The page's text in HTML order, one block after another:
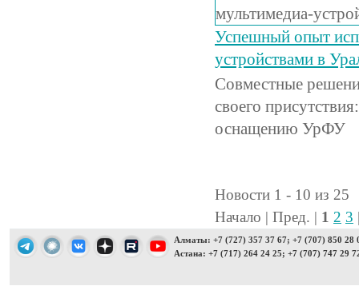
Успешный опыт
устройствами в
Совместные
своего
оснащению УрФУ
Новости 1 - 10 из 25
Начало | Пред. | 1 2 3
Алматы: +7 (727) 357 37 67; +7 (707) 850 28
Астана: +7 (717) 264 24 25; +7 (707) 747 29